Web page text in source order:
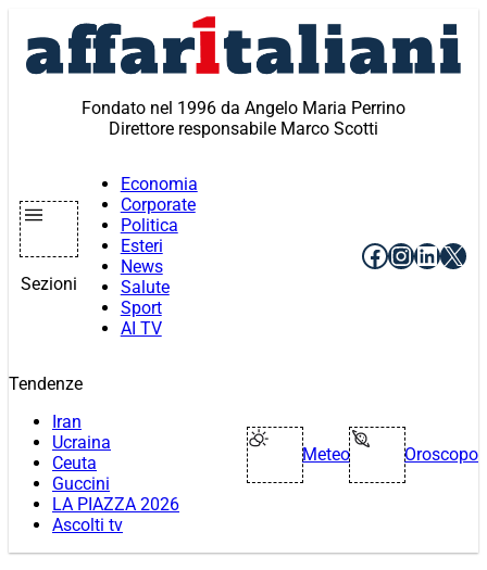
contenuto
Fondato nel 1996 da Angelo Maria Perrino
Direttore responsabile Marco Scotti
Sezioni
Economia
Corporate
Politica
Esteri
News
Salute
Sport
AI TV
Facebook
X
Tendenze
Iran
Ucraina
Ceuta
Guccini
LA PIAZZA 2026
Ascolti tv
Meteo Oroscopo